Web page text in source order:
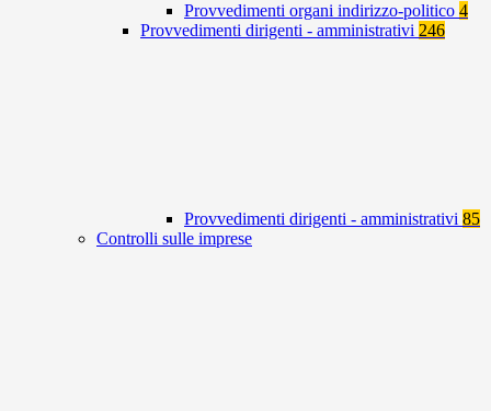
Provvedimenti organi indirizzo-politico 4
Provvedimenti dirigenti - amministrativi 246
Provvedimenti dirigenti - amministrativi 85
Controlli sulle imprese